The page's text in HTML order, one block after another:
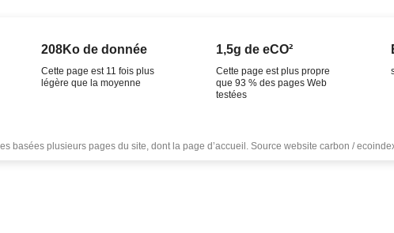
208Ko de donnée
Cette page est 11 fois plus
légère que la moyenne
1,5g de eCO²
Cette page est plus propre
que 93 % des pages Web
testées
basées plusieurs pages du site, dont la page d’accueil. Source website carbon /